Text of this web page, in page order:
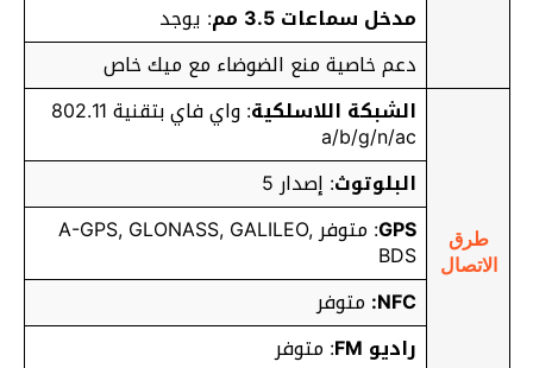
مدخل سماعات 3.5 مم
: يوجد
دعم خاصية منع الضوضاء مع ميك خاص
طرق
الاتصال
الشبكة اللاسلكية : واي فاي بتقنية 802.11
a/b/g/n/ac
البلوتوث: إصدار 5
GPS
: متوفر A-GPS, GLONASS, GALILEO,
BDS
NFC: متوفر
راديو FM
: متوفر